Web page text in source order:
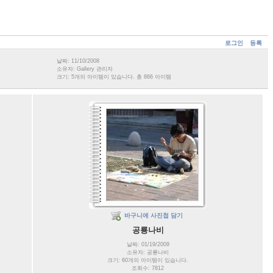
로그인 등록
날짜: 11/10/2008
소유자: Gallery 관리자
크기: 5개의 아이템이 있습니다. 총 866 아이템
바구니에 사진첩 담기
공룡나비
날짜: 01/19/2009
소유자: 공룡나비
크기: 60개의 아이템이 있습니다.
조회수: 7812